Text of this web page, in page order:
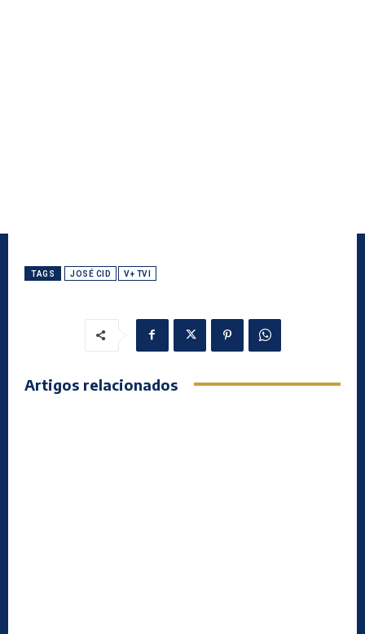
TAGS JOSÉ CID V+ TVI
Artigos relacionados